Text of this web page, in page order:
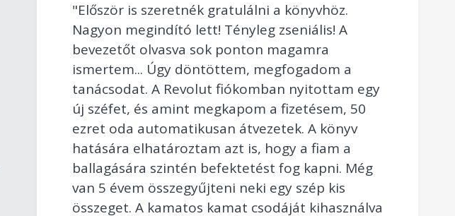
"Először is szeretnék gratulálni a könyvhöz.
Nagyon megindító lett! Tényleg zseniális! A
bevezetőt olvasva sok ponton magamra
ismertem... Úgy döntöttem, megfogadom a
tanácsodat. A Revolut fiókomban nyitottam egy
új széfet, és amint megkapom a fizetésem, 50
ezret oda automatikusan átvezetek. A könyv
hatására elhatároztam azt is, hogy a fiam a
ballagására szintén befektetést fog kapni. Még
van 5 évem összegyűjteni neki egy szép kis
összeget. A kamatos kamat csodáját kihasználva